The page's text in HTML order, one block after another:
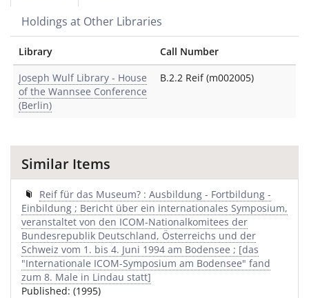
Holdings at Other Libraries
Library
Call Number
Joseph Wulf Library - House
of the Wannsee Conference
(Berlin)
B.2.2 Reif (m002005)
Similar Items
Reif für das Museum? : Ausbildung - Fortbildung -
Einbildung ; Bericht über ein internationales Symposium,
veranstaltet von den ICOM-Nationalkomitees der
Bundesrepublik Deutschland, Österreichs und der
Schweiz vom 1. bis 4. Juni 1994 am Bodensee ; [das
"Internationale ICOM-Symposium am Bodensee" fand
zum 8. Male in Lindau statt]
Published: (1995)